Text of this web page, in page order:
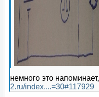
немного это напоминает,
2.ru/index....=30#117929